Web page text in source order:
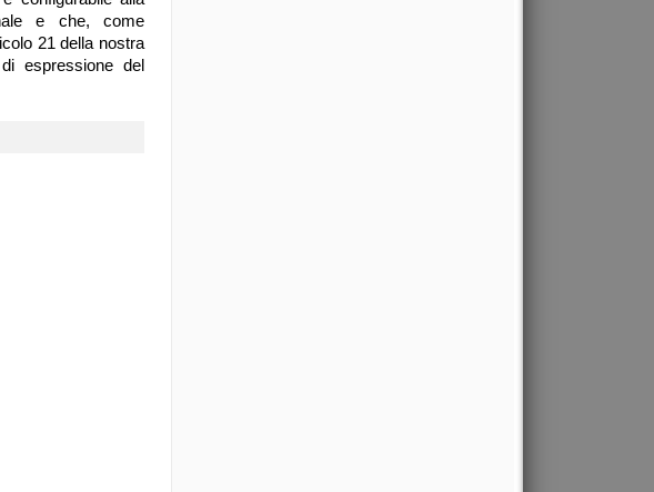
e che, come
21 della nostra
espressione del